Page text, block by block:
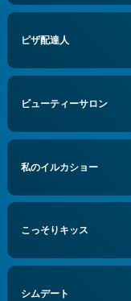
ピザ配達人
ビューティーサロン
私のイルカショー
こっそりキッス
シムデート